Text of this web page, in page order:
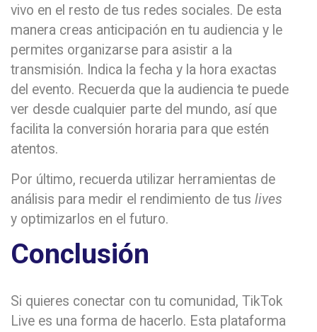
vivo en el resto de tus redes sociales. De esta
manera creas anticipación en tu audiencia y le
permites organizarse para asistir a la
transmisión. Indica la fecha y la hora exactas
del evento. Recuerda que la audiencia te puede
ver desde cualquier parte del mundo, así que
facilita la conversión horaria para que estén
atentos.
Por último, recuerda utilizar herramientas de
análisis para medir el rendimiento de tus lives
y optimizarlos en el futuro.
Conclusión
Si quieres conectar con tu comunidad, TikTok
Live es una forma de hacerlo. Esta plataforma